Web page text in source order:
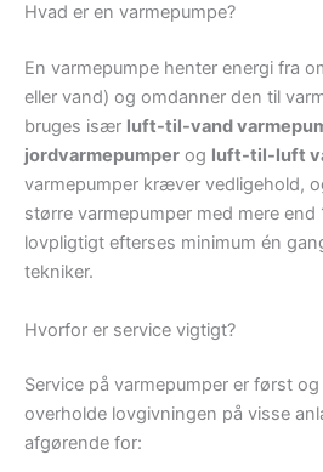
Hvad er en varmepumpe?
En varmepumpe henter energi fra
eller vand) og omdanner den til
bruges især luft-til-vand
jordvarmepumper og luft-til-luft
varmepumper kræver vedligehold,
større varmepumper med mere end
lovpligtigt efterses minimum én
tekniker.
Hvorfor er service vigtigt?
Service på varmepumper er først
overholde lovgivningen på visse
afgørende for: